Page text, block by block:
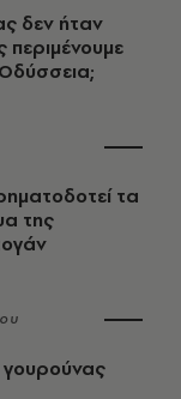
δεν ήταν
περιμένουμε
Οδύσσεια;
τα
της
γουρούνας